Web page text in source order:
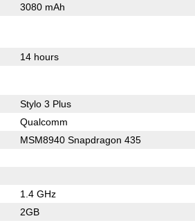
3080 mAh
14 hours
Stylo 3 Plus
Qualcomm
MSM8940 Snapdragon 435
1.4 GHz
2GB